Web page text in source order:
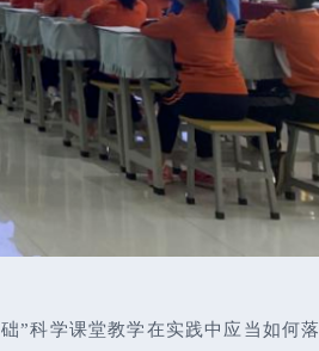
”科学课堂教学在实践中应当如何落